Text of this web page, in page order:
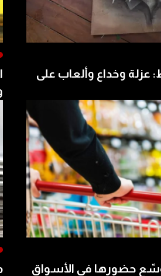
وخداع وألعاب على
حضورها في الأسواق